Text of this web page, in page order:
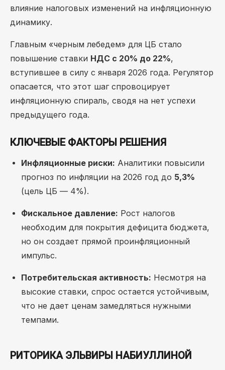
влияние налоговых изменений на инфляционную
динамику.
Главным «черным лебедем» для ЦБ стало
повышение ставки НДС с 20% до 22%,
вступившее в силу с января 2026 года. Регулятор
опасается, что этот шаг спровоцирует
инфляционную спираль, сводя на нет успехи
предыдущего года.
КЛЮЧЕВЫЕ ФАКТОРЫ РЕШЕНИЯ
Инфляционные риски: Аналитики повысили
прогноз по инфляции на 2026 год до 5,3%
(цель ЦБ — 4%).
Фискальное давление: Рост налогов
необходим для покрытия дефицита бюджета,
но он создает прямой проинфляционный
импульс.
Потребительская активность: Несмотря на
высокие ставки, спрос остается устойчивым,
что не дает ценам замедляться нужными
темпами.
РИТОРИКА ЭЛЬВИРЫ НАБИУЛЛИНОЙ